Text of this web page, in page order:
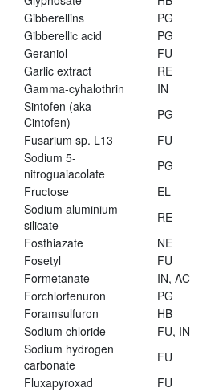
Gibberellins
PG
Gibberellic acid
PG
Geraniol
FU
Garlic extract
RE
Gamma-cyhalothrin
IN
Sintofen (aka
Cintofen)
PG
Fusarium sp. L13
FU
Sodium 5-
nitroguaiacolate
PG
Fructose
EL
Sodium aluminium
silicate
RE
Fosthiazate
NE
Fosetyl
FU
Formetanate
IN, AC
Forchlorfenuron
PG
Foramsulfuron
HB
Sodium chloride
FU, IN
Sodium hydrogen
carbonate
FU
Fluxapyroxad
FU